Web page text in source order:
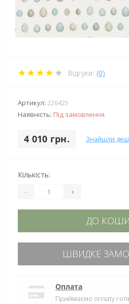
Відгуки: (0)
Артикул: 226425
Наявність: Під замовлення
4 010 грн. Знайшли
Кількість:
- +
ДО
ШВИДКЕ
Оплата
Приймаємо оплату